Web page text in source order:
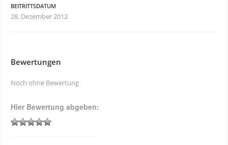
BEITRITTSDATUM
28. Dezember 2012
Bewertungen
Noch ohne Bewertung
Hier Bewertung abgeben: